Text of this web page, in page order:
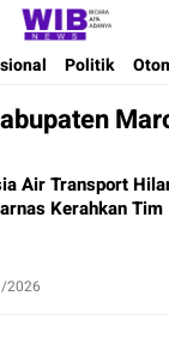
Wibnews
Indonesia Bicara
Politik
Air Transport
Kerahkan Tim
2026